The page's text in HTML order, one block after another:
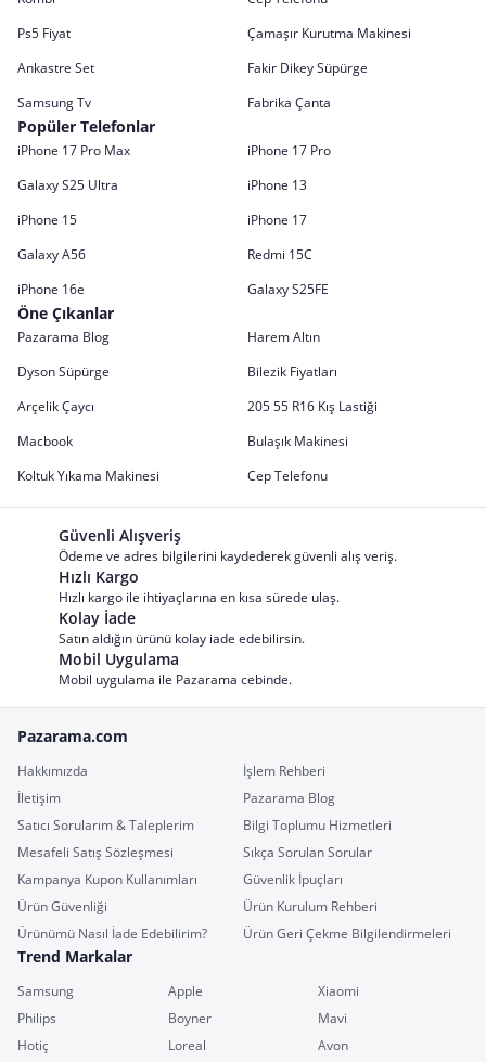
Ps5 Fiyat
Çamaşır Kurutma Makinesi
Ankastre Set
Fakir Dikey Süpürge
Samsung Tv
Fabrika Çanta
Popüler Telefonlar
iPhone 17 Pro Max
iPhone 17 Pro
Galaxy S25 Ultra
iPhone 13
iPhone 15
iPhone 17
Galaxy A56
Redmi 15C
iPhone 16e
Galaxy S25FE
Öne Çıkanlar
Pazarama Blog
Harem Altın
Dyson Süpürge
Bilezik Fiyatları
Arçelik Çaycı
205 55 R16 Kış Lastiği
Macbook
Bulaşık Makinesi
Koltuk Yıkama Makinesi
Cep Telefonu
Güvenli Alışveriş
Ödeme ve adres bilgilerini kaydederek güvenli alış veriş.
Hızlı Kargo
Hızlı kargo ile ihtiyaçlarına en kısa sürede ulaş.
Kolay İade
Satın aldığın ürünü kolay iade edebilirsin.
Mobil Uygulama
Mobil uygulama ile Pazarama cebinde.
Pazarama.com
Hakkımızda
İşlem Rehberi
İletişim
Pazarama Blog
Satıcı Sorularım & Taleplerim
Bilgi Toplumu Hizmetleri
Mesafeli Satış Sözleşmesi
Sıkça Sorulan Sorular
Kampanya Kupon Kullanımları
Güvenlik İpuçları
Ürün Güvenliği
Ürün Kurulum Rehberi
Ürünümü Nasıl İade Edebilirim?
Ürün Geri Çekme Bilgilendirmeleri
Trend Markalar
Samsung Apple
Xiaomi
Philips
Boyner
Mavi
Hotiç
Loreal
Avon